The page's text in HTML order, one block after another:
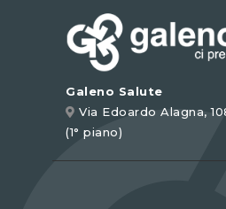
Galeno Salute
Via Edoardo Alagna,
(1° piano)